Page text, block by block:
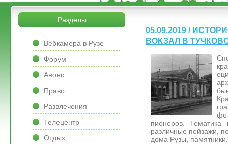
&bsps;
&bsps;
05.09.2019 /
ВОКЗАЛ В
пионеров. Тематика
различные пейзажи,
дома Рузы, памятники.
Разделы
Вебкамера в Рузе
Форум
Анонс
Право
Развлечения
Телецентр
Отдых